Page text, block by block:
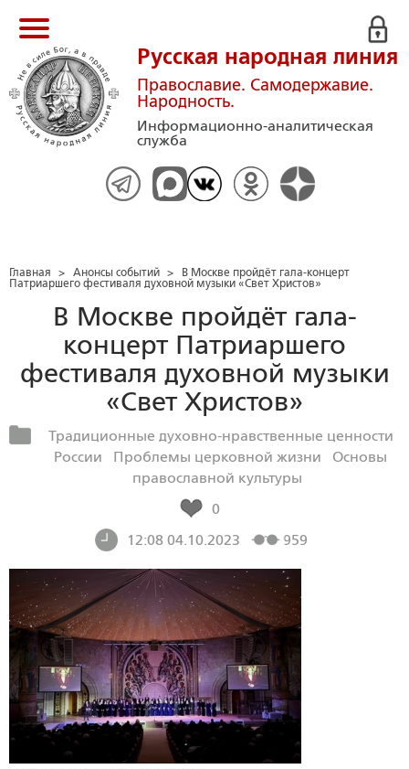
Русская народная линия
Православие. Самодержавие.
Народность.
Информационно-аналитическая
служба
Главная > Анонсы событий >
В Москве пройдёт гала-концерт
Патриаршего фестиваля духовной музыки «Свет Христов»
В Москве пройдёт гала-
концерт Патриаршего
фестиваля духовной музыки
«Свет Христов»
Традиционные духовно-нравственные ценности
России
Проблемы церковной жизни
Основы
православной культуры
0
12:08 04.10.2023
959